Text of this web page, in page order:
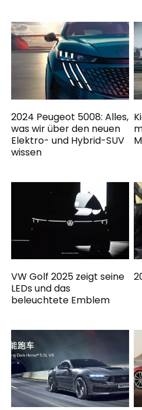
2024 Peugeot 5008: Alles,
was wir über den neuen
Elektro- und Hybrid-SUV
wissen
VW Golf 2025 zeigt seine
LEDs und das
beleuchtete Emblem